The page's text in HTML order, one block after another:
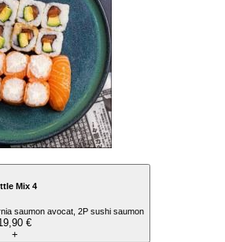
Mix 4
saumon avocat, 2P sushi saumon
€
+